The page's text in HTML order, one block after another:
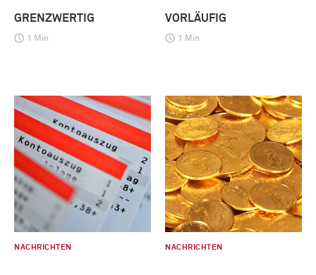
GRENZWERTIG
1 Min
VORLÄUFIG
1 Min
NACHRICHTEN NACHRICHTEN